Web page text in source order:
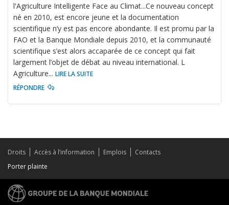
l'Agriculture Intelligente Face au Climat...Ce nouveau concept
né en 2010, est encore jeune et la documentation
scientifique n’y est pas encore abondante. Il est promu par la
FAO et la Banque Mondiale depuis 2010, et la communauté
scientifique s’est alors accaparée de ce concept qui fait
largement l’objet de débat au niveau international. L
Agriculture... LIRE LA SUITE
RÉPONDRE
Droits Accès à l’information Emplois
Contacts
Porter plainte